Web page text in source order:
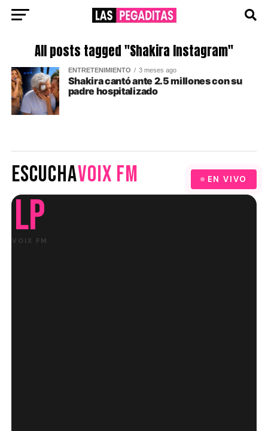
All posts tagged "Shakira Instagram"
ENTRETENIMIENTO 3 meses ago
Shakira cantó ante 2.5 millones con su
padre hospitalizado
ESCUCHAVOIX FM EN VIVO
LP
VOIX FM